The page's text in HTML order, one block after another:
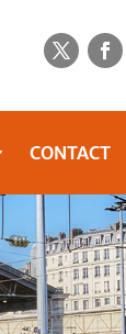
CONTACT